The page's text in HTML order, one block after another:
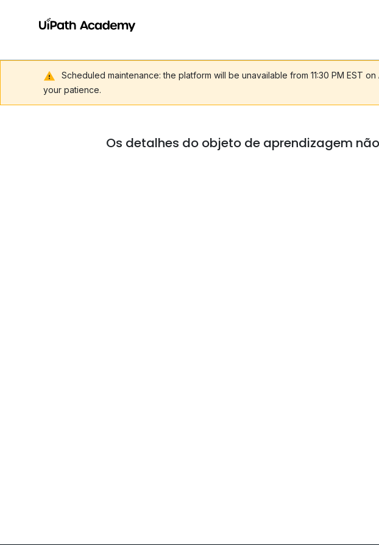
Scheduled maintenance: the platform will be unavailable from 11:30 PM EST
your patience.
Os detalhes do objeto de aprendizagem